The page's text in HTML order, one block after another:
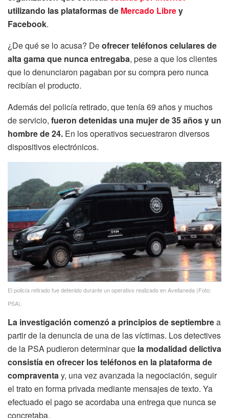
utilizando las plataformas de Mercado Librey
Facebook.
¿De qué se lo acusa? Deofrecer teléfonos celulares de
alta gama que nunca entregaba, pese a que los clientes
que lo denunciaron pagaban por su compra pero nunca
recibían el producto.
Además del policía retirado, que tenía 69 años y muchos
de servicio, fueron detenidas una mujer de 35 años y un
hombre de 24. En los operativos secuestraron diversos
dispositivos electrónicos.
El policía retirado fue detenido durante un operativo realizado en Avellaneda (Foto:
PSA).
La investigación comenzó a principios de septiembrea
partir de la denuncia de una de las víctimas. Los detectives
de la PSA pudieron determinar que la modalidad delictiva
consistía en ofrecer los teléfonos en la plataforma de
compraventay, una vez avanzada la negociación, seguir
el trato en forma privada mediante mensajes de texto. Ya
efectuado el pago se acordaba una entrega que nunca se
concretaba.